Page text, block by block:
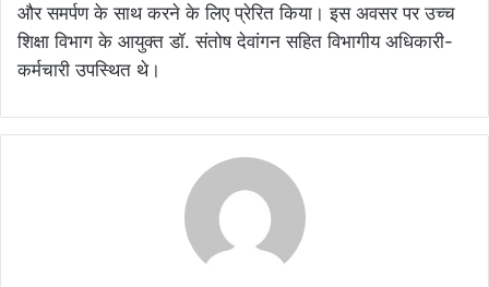
और समर्पण के साथ करने के लिए प्रेरित किया। इस अवसर पर उच्च
शिक्षा विभाग के आयुक्त डॉ. संतोष देवांगन सहित विभागीय अधिकारी-
कर्मचारी उपस्थित थे।